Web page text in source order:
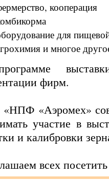
кооперация
для
и многое
фирм.
«Аэромех»
участие в
и калибровки
всех